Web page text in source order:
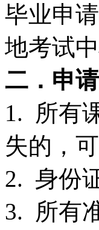
毕业申
地考试中
二．申
1. 所有
失的，
2. 身份
3. 所有